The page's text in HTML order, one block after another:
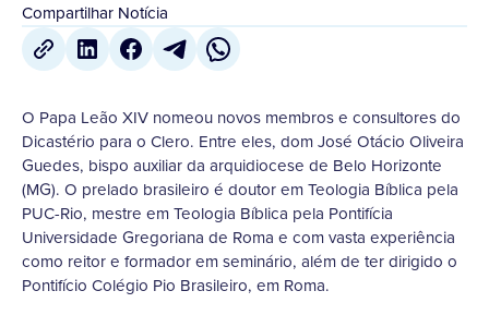
Compartilhar Notícia
O Papa Leão XIV nomeou novos membros e consultores do
Dicastério para o Clero. Entre eles, dom José Otácio Oliveira
Guedes, bispo auxiliar da arquidiocese de Belo Horizonte
(MG). O prelado brasileiro é doutor em Teologia Bíblica pela
PUC-Rio, mestre em Teologia Bíblica pela Pontifícia
Universidade Gregoriana de Roma e com vasta experiência
como reitor e formador em seminário, além de ter dirigido o
Pontifício Colégio Pio Brasileiro, em Roma.